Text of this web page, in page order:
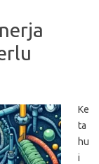
Ke
ta
hu
i